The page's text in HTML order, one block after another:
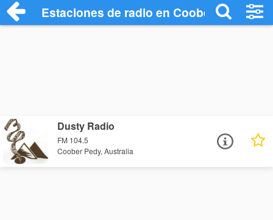
Estaciones de radio en Coober Pedy -
Dusty Radio
FM 104.5
Coober Pedy, Australia